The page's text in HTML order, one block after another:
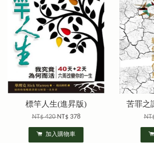
標竿人生(進昇版)
NT$ 420NT$ 378
加入購物車
苦罪之